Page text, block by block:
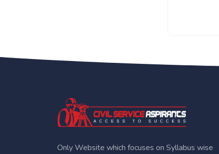
Only Website which focuses on Syllabus wise